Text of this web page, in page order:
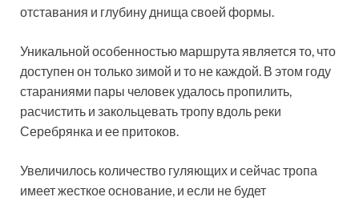
отставания и глубину днища своей формы.
Уникальной особенностью маршрута является то, что
доступен он только зимой и то не каждой. В этом году
стараниями пары человек удалось пропилить,
расчистить и закольцевать тропу вдоль реки
Серебрянка и ее притоков.
Увеличилось количество гуляющих и сейчас тропа
имеет жесткое основание, и если не будет